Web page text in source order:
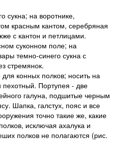
сукна; на воротнике,
красным кантом, серебряная
с кантон и петлицами.
суконном поле; на
темно-синего сукна с
стремянок.
конных полков; носить на
Портупея - две
галуна, подшитые черным
Шапка, галстух, пояс и все
точно такие же, какие
исключая ахалука и
полков не полагаются (рис.